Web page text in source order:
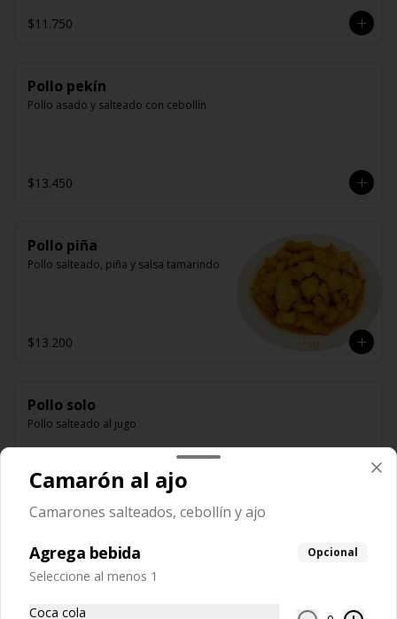
$11.750
Pollo pekín
Pollo asado y salteado con cebollín
$13.450
Pollo piña
Pollo salteado, piña y salsa tamarindo
$13.200
Pollo solo
Pollo salteado al jugo
Pollo solo y algas
Pollo salteado con algas
Camarón al ajo
Camarones salteados, cebollín y ajo
Agrega bebida Opcional
Seleccione al menos 1
Coca cola